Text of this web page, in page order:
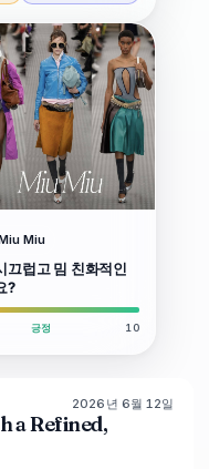
Miu
끄럽고 밈 친화적인
?
긍정 10
LIVE BRIEF
2026년 6월 12일
a Refined,